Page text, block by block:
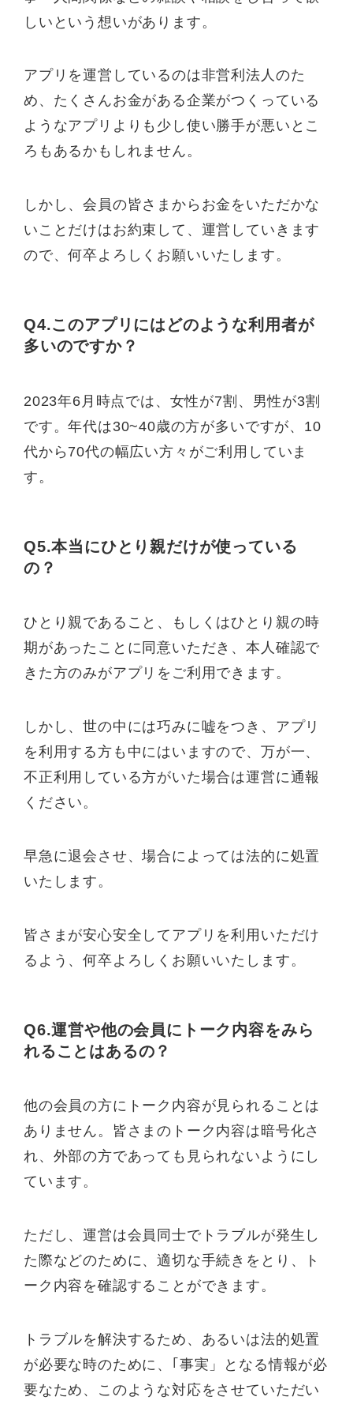
しいという想いがあります。
アプリを運営しているのは非営利法人のた
め、たくさんお金がある企業がつくっている
ようなアプリよりも少し使い勝手が悪いとこ
ろもあるかもしれません。
しかし、会員の皆さまからお金をいただかな
いことだけはお約束して、運営していきます
ので、何卒よろしくお願いいたします。
Q4.このアプリにはどのような利用者が
多いのですか？
2023年6月時点では、女性が7割、男性が3割
です。年代は30~40歳の方が多いですが、10
代から70代の幅広い方々がご利用していま
す。
Q5.本当にひとり親だけが使っている
の？
ひとり親であること、もしくはひとり親の時
期があったことに同意いただき、本人確認で
きた方のみがアプリをご利用できます。
しかし、世の中には巧みに嘘をつき、アプリ
を利用する方も中にはいますので、万が一、
不正利用している方がいた場合は運営に通報
ください。
早急に退会させ、場合によっては法的に処置
いたします。
皆さまが安心安全してアプリを利用いただけ
るよう、何卒よろしくお願いいたします。
Q6.運営や他の会員にトーク内容をみら
れることはあるの？
他の会員の方にトーク内容が見られることは
ありません。皆さまのトーク内容は暗号化さ
れ、外部の方であっても見られないようにし
ています。
ただし、運営は会員同士でトラブルが発生し
た際などのために、適切な手続きをとり、ト
ーク内容を確認することができます。
トラブルを解決するため、あるいは法的処置
が必要な時のために、｢事実」となる情報が必
要なため、このような対応をさせていただい